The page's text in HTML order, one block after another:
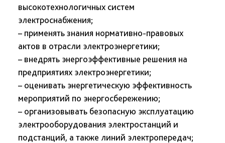
высокотехнологичных систем
электроснабжения;
– применять знания нормативно-правовых
актов в отрасли электроэнергетики;
– внедрять энергоэффективные решения на
предприятиях электроэнергетики;
– оценивать энергетическую эффективность
мероприятий по энергосбережению;
– организовывать безопасную эксплуатацию
электрооборудования электростанций и
подстанций, а также линий электропередач;